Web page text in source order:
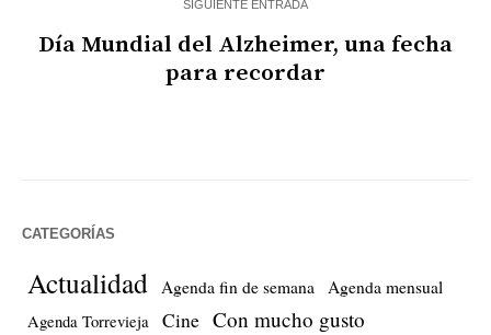
SIGUIENTE ENTRADA
Día Mundial del Alzheimer, una fecha
para recordar
CATEGORÍAS
Actualidad Agenda fin de semana Agenda mensual
Agenda Torrevieja Cine Con mucho gusto